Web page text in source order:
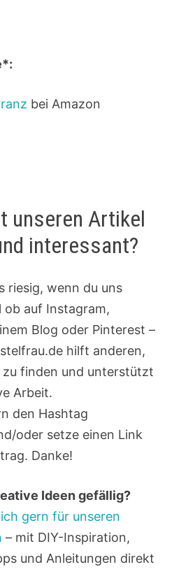
bei Amazon
unseren Artikel
interessant?
riesig, wenn du uns
ob auf Instagram,
Blog oder Pinterest –
hilft anderen,
zu finden und unterstützt
Arbeit.
den Hashtag
oder setze einen Link
Danke!
Ideen gefällig?
gern für unseren
– mit DIY-Inspiration,
und Anleitungen direkt